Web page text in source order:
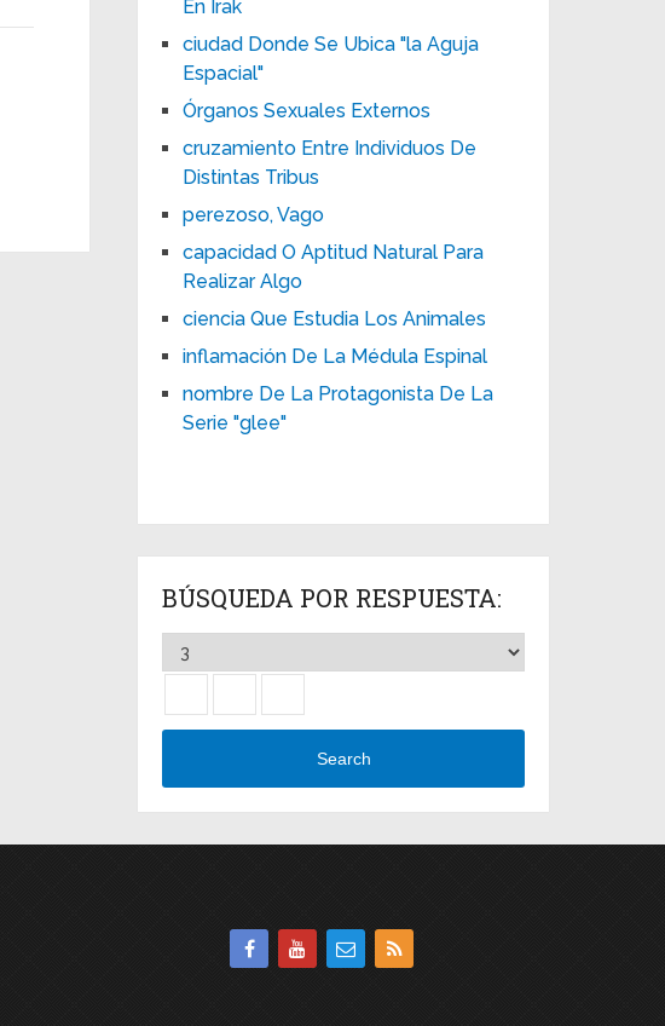
En Irak
ciudad Donde Se Ubica "la Aguja
Espacial"
Órganos Sexuales Externos
cruzamiento Entre Individuos De
Distintas Tribus
perezoso, Vago
capacidad O Aptitud Natural Para
Realizar Algo
ciencia Que Estudia Los Animales
inflamación De La Médula Espinal
nombre De La Protagonista De La
Serie "glee"
BÚSQUEDA POR RESPUESTA:
Search